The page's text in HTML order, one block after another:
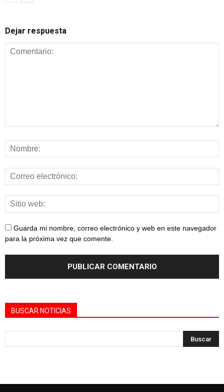
Dejar respuesta
Guarda mi nombre, correo electrónico y web en este navegador
para la próxima vez que comente.
BUSCAR NOTICIAS